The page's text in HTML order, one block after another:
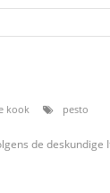
kook pesto
de deskundige